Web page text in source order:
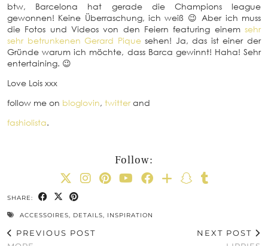
btw, Barcelona hat gerade die Champions league
gewonnen! Keine Überraschung, ich weiß 😉 Aber ich muss
die Fotos und Videos von den Feiern featuring einem sehr
sehr betrunkenen Gerard Piquesehen! Ja, das ist einer der
Gründe warum ich möchte, dass Barca gewinnt! Haha! Sehr
entertaining. 😉
Love Lois xxx
follow me on bloglovin, twitter and
fashiolista.
Follow:
SHARE:
ACCESSOIRES, DETAILS, INSPIRATION
PREVIOUS POST
NEXT POST